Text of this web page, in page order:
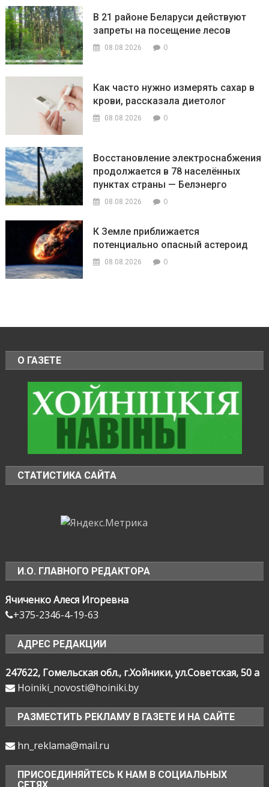
В 21 районе Беларуси действуют
запреты на посещение лесов
08.08.2026 0
Как часто нужно измерять сахар в
крови, рассказала диетолог
08.08.2026 0
Восстановление электроснабжения
продолжается в 78 населённых
пунктах страны — Белэнерго
08.08.2026 0
К Земле приближается
потенциально опасный астероид
08.08.2026 0
О ГАЗЕТЕ
СТАТИСТИКА САЙТА
И.О. ГЛАВНОГО РЕДАКТОРА
Ячиченко Алеся Игоревна
+375-2346-4-19-63
АДРЕС РЕДАКЦИИ
247622, Гомельская обл., г.Хойники, ул.Советская, 50 а
Hoiniki_novosti@hoiniki.by
РАЗМЕСТИТЬ РЕКЛАМУ В ГАЗЕТЕ И НА САЙТЕ
hn_reklama@mail.ru
ПРИСОЕДИНЯЙТЕСЬ К НАМ В СОЦИАЛЬНЫХ
СЕТЯХ